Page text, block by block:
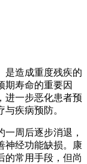
是造成重度残疾的
期寿命的重要因
进一步恶化患者预
疾病预防。
周后逐步消退，
神经功能缺损。康
的常用手段，但尚